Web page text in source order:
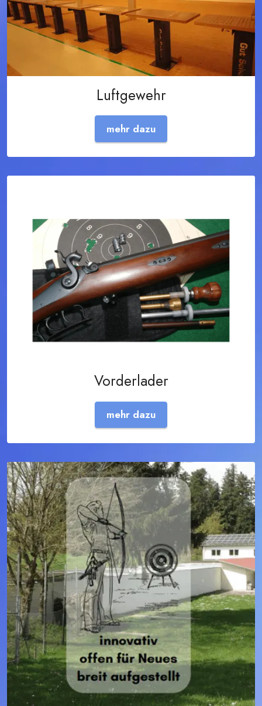
Luftgewehr
mehr dazu
Vorderlader
mehr dazu